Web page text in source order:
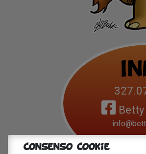
Consenso Cookie